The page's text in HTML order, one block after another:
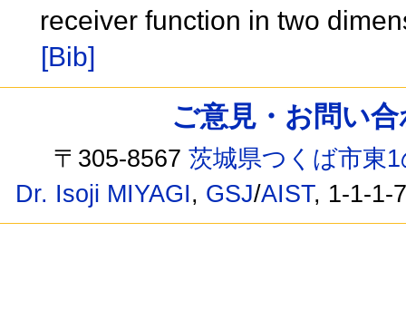
receiver function in two
[Bib]
ご意見・お問い
〒305-8567茨城県つくば市東
Dr. Isoji MIYAGI, GSJ/AIST, 1-1-1-